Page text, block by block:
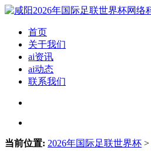
首页
关于我们
ai资讯
ai动态
联系我们
当前位置: 2026年国际足联世界杯 >